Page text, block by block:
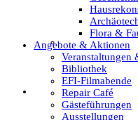
Textil
Sachsenhof
Flora &
Angebote & Aktionen
Veranstaltungen
Bibliothek
EFI-Filmabende
Repair Café
Gästeführungen
Ausstellungen